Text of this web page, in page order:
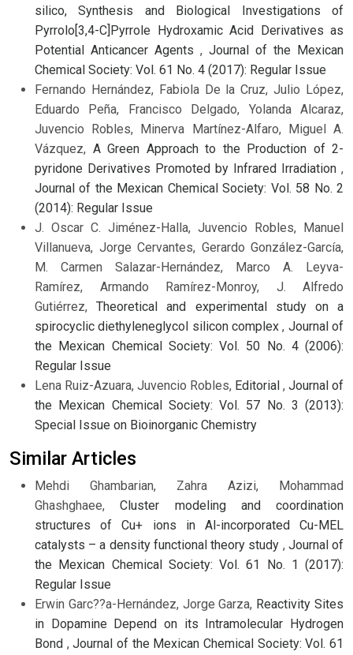
silico, Synthesis and Biological Investigations of
Pyrrolo[3,4-C]Pyrrole Hydroxamic Acid Derivatives as
Potential Anticancer Agents , Journal of the Mexican
Chemical Society: Vol. 61 No. 4 (2017): Regular Issue
Fernando Hernández, Fabiola De la Cruz, Julio López,
Eduardo Peña, Francisco Delgado, Yolanda Alcaraz,
Juvencio Robles, Minerva Martínez-Alfaro, Miguel A.
Vázquez, A Green Approach to the Production of 2-
pyridone Derivatives Promoted by Infrared Irradiation ,
Journal of the Mexican Chemical Society: Vol. 58 No. 2
(2014): Regular Issue
J. Oscar C. Jiménez-Halla, Juvencio Robles, Manuel
Villanueva, Jorge Cervantes, Gerardo González-García,
M. Carmen Salazar-Hernández, Marco A. Leyva-
Ramírez, Armando Ramírez-Monroy, J. Alfredo
Gutiérrez,Theoretical and experimental study on a
spirocyclic diethyleneglycol silicon complex, Journal of
the Mexican Chemical Society: Vol. 50 No. 4 (2006):
Regular Issue
Lena Ruiz-Azuara, Juvencio Robles, Editorial , Journal of
the Mexican Chemical Society: Vol. 57 No. 3 (2013):
Special Issue on Bioinorganic Chemistry
Similar Articles
Mehdi Ghambarian, Zahra Azizi, Mohammad
Ghashghaee,Cluster modeling and coordination
structures of Cu+ ions in Al-incorporated Cu-MEL
catalysts – a density functional theory study , Journal of
the Mexican Chemical Society: Vol. 61 No. 1 (2017):
Regular Issue
Erwin Garc??a-Hernández, Jorge Garza, Reactivity Sites
in Dopamine Depend on its Intramolecular Hydrogen
Bond ,Journal of the Mexican Chemical Society: Vol. 61